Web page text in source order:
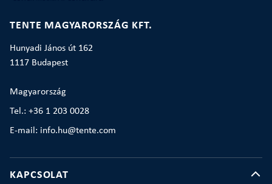
TENTE MAGYARORSZÁG KFT.
Hunyadi János út 162
1117 Budapest
Magyarország
Tel.: +36 1 203 0028
E-mail: info.hu@tente.com
KAPCSOLAT